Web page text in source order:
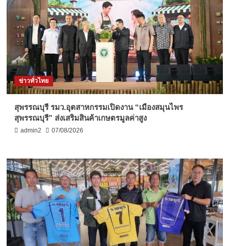
ข่าวทั่วไทย
สุพรรณบุรี รมว.อุตสาหกรรมเปิดงาน “เมืองสมุนไพร
สุพรรณบุรี” ส่งเสริมสินค้าเกษตรมูลค่าสูง
admin2 07/08/2026